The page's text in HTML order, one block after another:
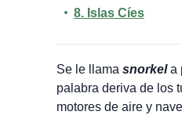
8. Islas Cíes
Se le llama snorkela
palabra deriva de los
motores de aire y